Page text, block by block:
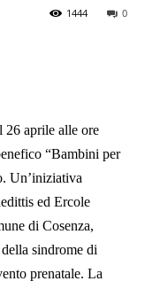
0
1444
aprile alle ore
“Bambini per
Un’iniziativa
ed Ercole
di Cosenza,
sindrome di
prenatale. La